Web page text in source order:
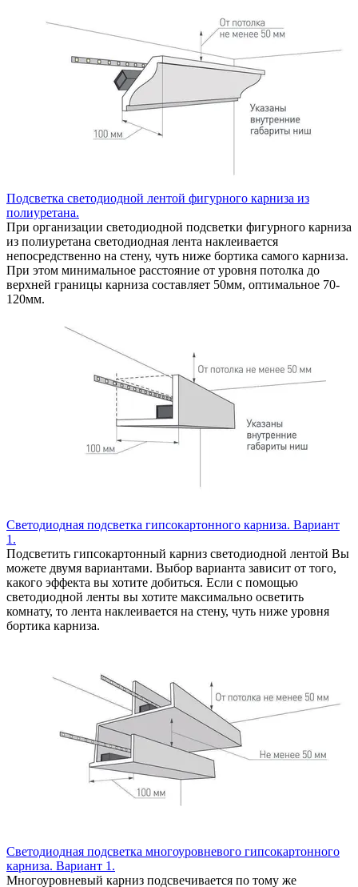
Подсветка светодиодной лентой фигурного карниза из
полиуретана.
При организации светодиодной подсветки фигурного карниза
из полиуретана светодиодная лента наклеивается
непосредственно на стену, чуть ниже бортика самого карниза.
При этом минимальное расстояние от уровня потолка до
верхней границы карниза составляет 50мм, оптимальное 70-
120мм.
Светодиодная подсветка гипсокартонного карниза. Вариант
1.
Подсветить гипсокартонный карниз светодиодной лентой Вы
можете двумя вариантами. Выбор варианта зависит от того,
какого эффекта вы хотите добиться. Если с помощью
светодиодной ленты вы хотите максимально осветить
комнату, то лента наклеивается на стену, чуть ниже уровня
бортика карниза.
Светодиодная подсветка многоуровневого гипсокартонного
карниза. Вариант 1.
Многоуровневый карниз подсвечивается по тому же